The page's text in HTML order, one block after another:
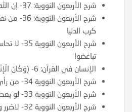
شرح الأربعون النووية: 37- إن الله كتب الحسنات والسيئات
شرح
كرب الدنيا
شرح الأربعون
تباغضوا
الإنسان في القرآن: 6- (وَكَانَ الْإِنْسَانُ قَتُورا)
شرح الأربعون النووية 34- من رأى منكم منكرا فليغيره بيده
شرح الأربعون النووية 33- لو يعطى الناس بدعواهم
شرح الأربعون النووية 32- لاضرر ولا ضرار